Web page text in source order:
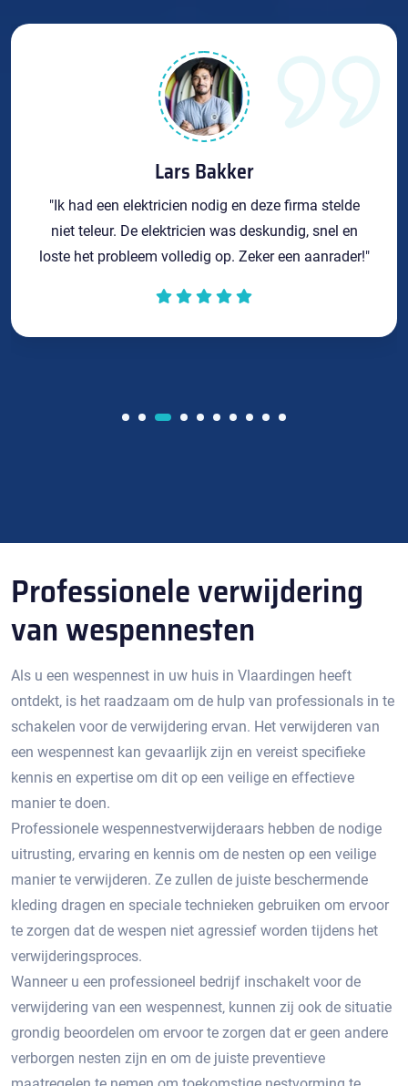
Lars Bakker
"Ik had een elektricien nodig en deze firma stelde
niet teleur. De elektricien was deskundig, snel en
loste het probleem volledig op. Zeker een aanrader!"
Professionele verwijdering
van wespennesten
Als u een wespennest in uw huis in Vlaardingen heeft
ontdekt‚ is het raadzaam om de hulp van professionals in te
schakelen voor de verwijdering ervan.​ Het verwijderen van
een wespennest kan gevaarlijk zijn en vereist specifieke
kennis en expertise om dit op een veilige en effectieve
manier te doen.​
Professionele wespennestverwijderaars hebben de nodige
uitrusting‚ ervaring en kennis om de nesten op een veilige
manier te verwijderen.​ Ze zullen de juiste beschermende
kleding dragen en speciale technieken gebruiken om ervoor
te zorgen dat de wespen niet agressief worden tijdens het
verwijderingsproces.
Wanneer u een professioneel bedrijf inschakelt voor de
verwijdering van een wespennest‚ kunnen zij ook de situatie
grondig beoordelen om ervoor te zorgen dat er geen andere
verborgen nesten zijn en om de juiste preventieve